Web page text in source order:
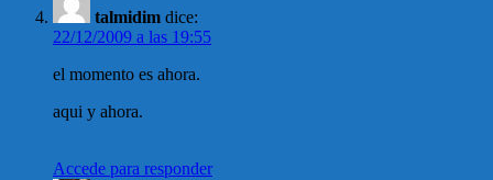
talmidim dice:
22/12/2009 a las 19:55
el momento es ahora.
aqui y ahora.
Accede para responder